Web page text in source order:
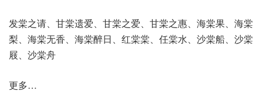
发棠之请、甘棠遗爱、甘棠之爱、甘棠之惠、海棠果、海棠
梨、海棠无香、海棠醉日、红棠棠、任棠水、沙棠船、沙棠
屐、沙棠舟
更多…